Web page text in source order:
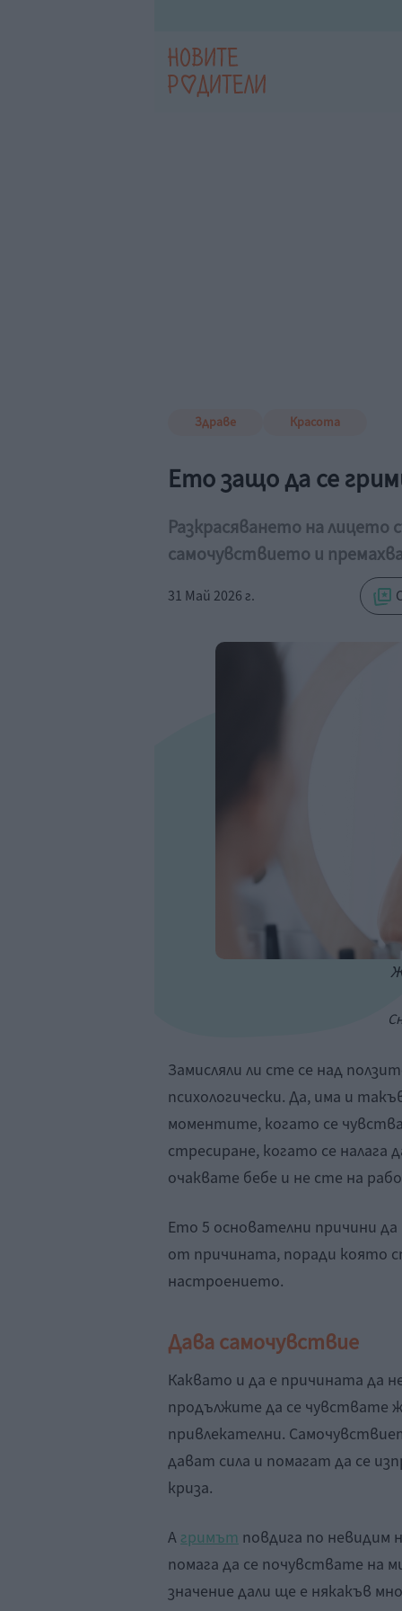
Здраве Красота
Ето защо да се
Разкрасяването на лицето
самочувствието и
31 Май 2026 г.
Замисляли ли сте се над
психологически. Да, има и
моментите, когато се
стресиране, когато се налага
очаквате бебе и не сте на
Ето 5 основателни причини
от причината, поради която
настроението.
Дава самочувствие
Каквато и да е причината да
продължите да се чувствате
привлекателни.
дават сила и помагат да се
криза.
А гримът повдига по невидим
помага да се почувствате на
значение дали ще е някакъв